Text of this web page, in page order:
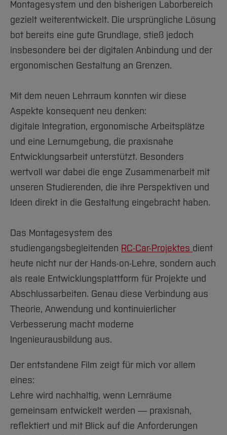
Arbeiten im FB G
Forschung und Projekte
International
Team
Studiengänge
Studieninteressierte
Aktuelles
Studium
Fachgruppen
Forschung und Entwicklung
Team
Service
Amtliche Bekanntmachungen
Notfall-Infos
BO Shop
Familiengerechte Hochschule
Gleichstellung
Diskriminierungsfreie Hochschule
Hochschulbibliothek
Hochschulkommunikation
International Office
Medienzentrum
Zentrale Studienberatung
Montagesystem und den bisherigen Laborbereich
gezielt weiterentwickelt. Die ursprüngliche Lösung
bot bereits eine gute Grundlage, stieß jedoch
insbesondere bei der digitalen Anbindung und der
ergonomischen Gestaltung an Grenzen.
Mit dem neuen Lehrraum konnten wir diese
Aspekte konsequent neu denken:
digitale Integration, ergonomische Arbeitsplätze
und eine Lernumgebung, die praxisnahe
Entwicklungsarbeit unterstützt. Besonders
wertvoll war dabei die enge Zusammenarbeit mit
unseren Studierenden, die ihre Perspektiven und
Ideen direkt in die Gestaltung eingebracht haben.
Das Montagesystem des
studiengangsbegleitenden RC-Car-Projektes dient
heute nicht nur der Hands-on-Lehre, sondern auch
als reale Entwicklungsplattform für Projekte und
Abschlussarbeiten. Genau diese Verbindung aus
Theorie, Anwendung und kontinuierlicher
Verbesserung macht moderne
Ingenieurausbildung aus.
Der entstandene Film zeigt für mich vor allem
eines:
Lehre wird nachhaltig, wenn Lernräume
gemeinsam entwickelt werden — praxisnah,
reflektiert und mit Blick auf die Anforderungen